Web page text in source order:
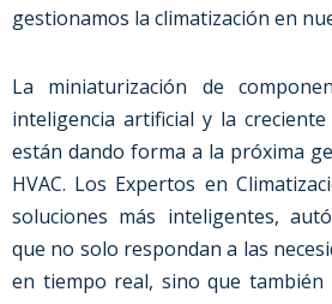
gestionamos la climatización en
La miniaturización de
inteligencia artificial y la
están dando forma a la próxima
HVAC. Los Expertos en
soluciones más inteligentes,
que no solo respondan a las
en tiempo real, sino que también